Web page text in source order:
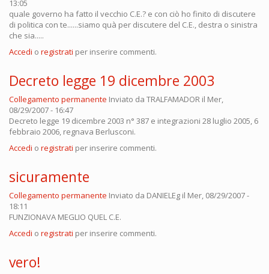
13:05
quale governo ha fatto il vecchio C.E.? e con ciò ho finito di discutere
di politica con te......siamo quà per discutere del C.E., destra o sinistra
che sia.....
Accedi o registrati per inserire commenti.
Decreto legge 19 dicembre 2003
Collegamento permanente Inviato da TRALFAMADOR il Mer,
08/29/2007 - 16:47
Decreto legge 19 dicembre 2003 n° 387 e integrazioni 28 luglio 2005, 6
febbraio 2006, regnava Berlusconi.
Accedi o registrati per inserire commenti.
sicuramente
Collegamento permanente Inviato da DANIELEg il Mer, 08/29/2007 -
18:11
FUNZIONAVA MEGLIO QUEL C.E.
Accedi o registrati per inserire commenti.
vero!